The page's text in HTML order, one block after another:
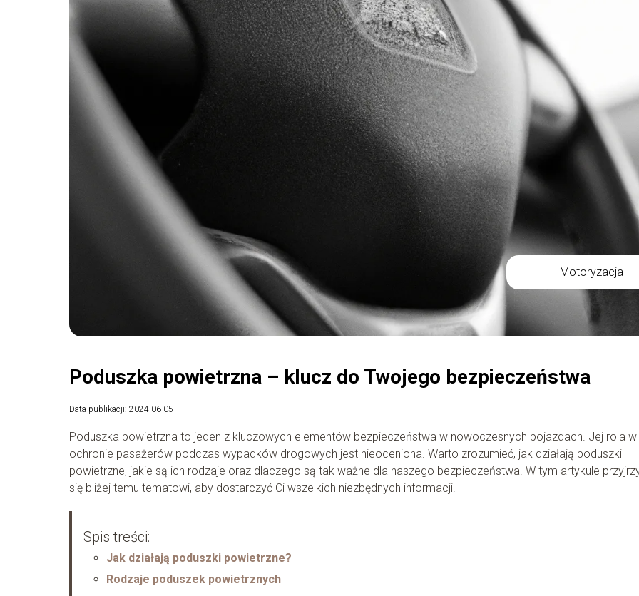
Motoryzacja
Poduszka powietrzna – klucz do Twojego bezpieczeństwa
Data publikacji: 2024-06-05
Poduszka powietrzna to jeden z kluczowych elementów bezpieczeństwa w nowoczesnych pojazdach. Jej rola w
ochronie pasażerów podczas wypadków drogowych jest nieoceniona. Warto zrozumieć, jak działają poduszki
powietrzne, jakie są ich rodzaje oraz dlaczego są tak ważne dla naszego bezpieczeństwa. W tym artykule
się bliżej temu tematowi, aby dostarczyć Ci wszelkich niezbędnych informacji.
Spis treści:
Jak działają poduszki powietrzne?
Rodzaje poduszek powietrznych